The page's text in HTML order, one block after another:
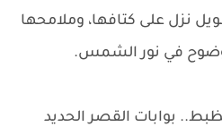
نزل على كتافها، وملامحها
في نور الشمس.
بوابات القصر الحديد